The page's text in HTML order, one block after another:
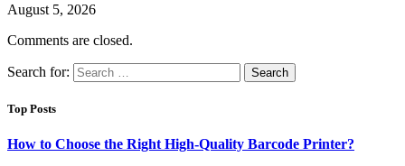
August 5, 2026
Comments are closed.
Search for:
Top Posts
How to Choose the Right High-Quality Barcode Printer?